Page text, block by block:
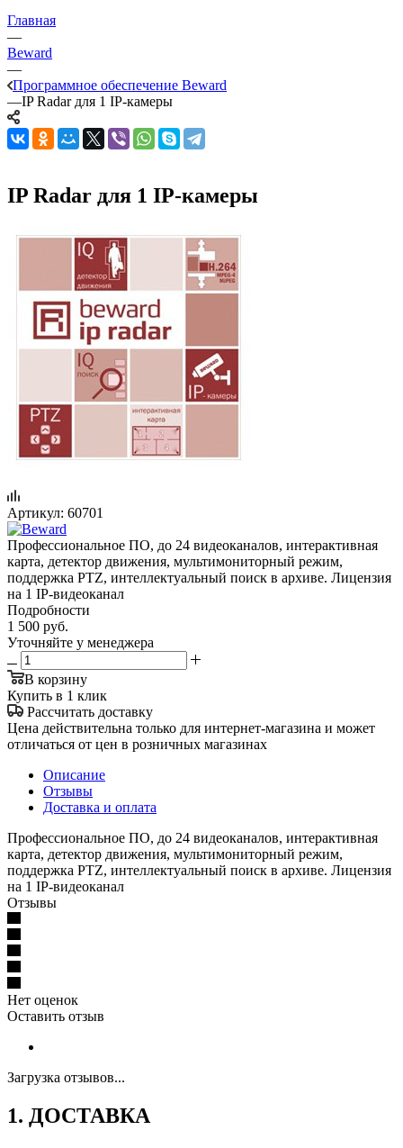
Главная
—
Beward
—
Программное обеспечение Beward
—IP Radar для 1 IP-камеры
IP Radar для 1 IP-камеры
Артикул: 60701
Профессиональное ПО, до 24 видеоканалов, интерактивная
карта, детектор движения, мультимониторный режим,
поддержка PTZ, интеллектуальный поиск в архиве. Лицензия
на 1 IP-видеоканал
Подробности
1 500 руб.
Уточняйте у менеджера
В корзину
Купить в 1 клик
Рассчитать доставку
Цена действительна только для интернет-магазина и может
отличаться от цен в розничных магазинах
Описание
Отзывы
Доставка и оплата
Профессиональное ПО, до 24 видеоканалов, интерактивная
карта, детектор движения, мультимониторный режим,
поддержка PTZ, интеллектуальный поиск в архиве. Лицензия
на 1 IP-видеоканал
Отзывы
Нет оценок
Оставить отзыв
Загрузка отзывов...
1. ДОСТАВКА